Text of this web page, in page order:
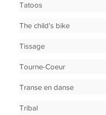
Tatoos
The child's bike
Tissage
Tourne-Coeur
Transe en danse
Tribal